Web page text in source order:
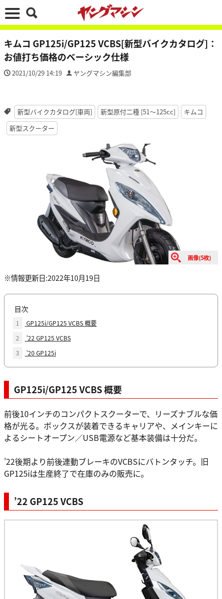
キムコ GP125i/GP125 VCBS[新型バイクカタログ]：
お値打ち価格のベーシック仕様
2021/10/29 14:19 ヤングマシン編集部
新型バイクカタログ[車両] 新型原付二種 [51〜125cc]
キムコ
新型スクーター
画像(5枚)
※情報更新日:2022年10月19日
目次
1
GP125i/GP125 VCBS 概要
2
’22 GP125 VCBS
3
’20 GP125i
GP125i/GP125 VCBS 概要
前後10インチのコンパクトスクーターで、リーズナブルな価
格が光る。ボックスが装着できるキャリアや、メインキーに
よるシートオープン／USB電源など基本装備は十分だ。
’22後期より前後連動ブレーキのVCBSにバトンタッチ。旧
GP125iは生産終了で在庫のみの販売に。
’22 GP125 VCBS